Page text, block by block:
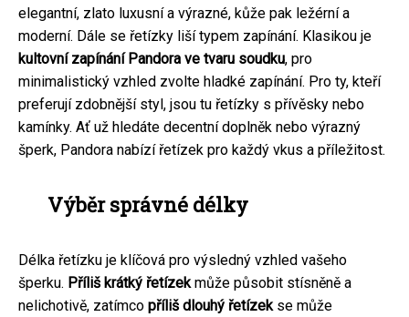
elegantní, zlato luxusní a výrazné, kůže pak ležérní a
moderní. Dále se řetízky liší typem zapínání. Klasikou je
kultovní zapínání Pandora ve tvaru soudku, pro
minimalistický vzhled zvolte hladké zapínání. Pro ty, kteří
preferují zdobnější styl, jsou tu řetízky s přívěsky nebo
kamínky. Ať už hledáte decentní doplněk nebo výrazný
šperk, Pandora nabízí řetízek pro každý vkus a příležitost.
Výběr správné délky
Délka řetízku je klíčová pro výsledný vzhled vašeho
šperku. Příliš krátký řetízekmůže působit stísněně a
nelichotivě, zatímco příliš dlouhý řetízekse může